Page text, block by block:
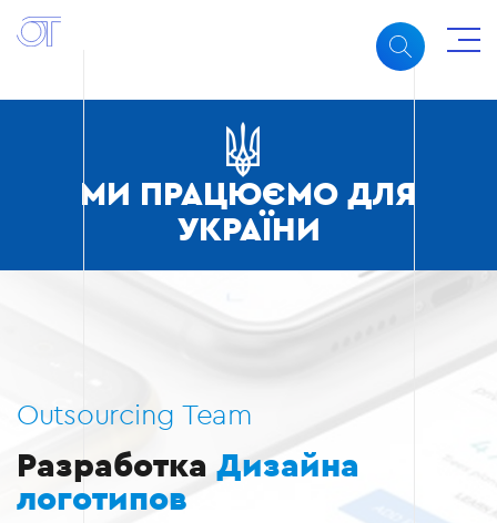
МИ ПРАЦЮЄМО ДЛЯ
УКРАЇНИ
Outsourcing Team
Разработка Дизайна
логотипов